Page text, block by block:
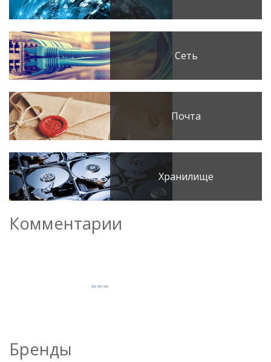
Сеть
Почта
Хранилище
Комментарии
Бренды